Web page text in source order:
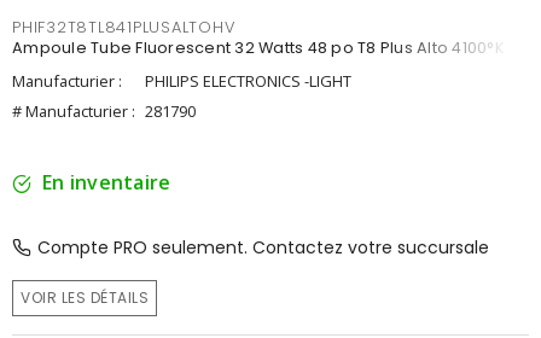
PHIF32T8TL841PLUSALTOHV
Ampoule Tube Fluorescent 32 Watts 48 po T8 Plus Alto 4100°K
Manufacturier :
PHILIPS ELECTRONICS -LIGHT
# Manufacturier : 281790
En inventaire
Compte PRO seulement. Contactez votre succursale
VOIR LES DÉTAILS